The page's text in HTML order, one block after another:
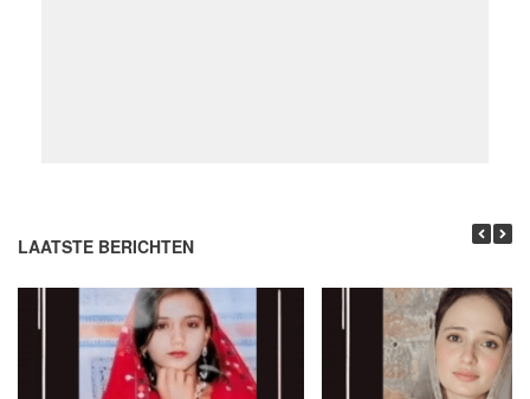
LAATSTE BERICHTEN